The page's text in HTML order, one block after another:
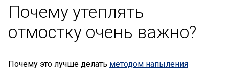
Почему утеплять
отмостку очень важно?
Почему это лучше делать методом напыления